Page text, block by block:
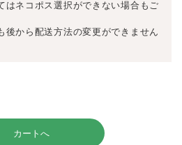
はネコポス選択ができない場合もご
後から配送方法の変更ができません